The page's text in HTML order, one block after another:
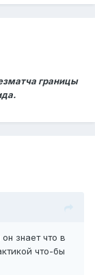
границы
знает что в
что-бы